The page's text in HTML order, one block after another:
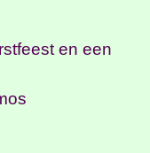
en een